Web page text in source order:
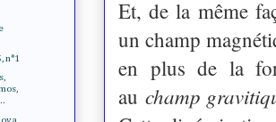
Et, de la même
un champ
en plus de la
au champ
n°1